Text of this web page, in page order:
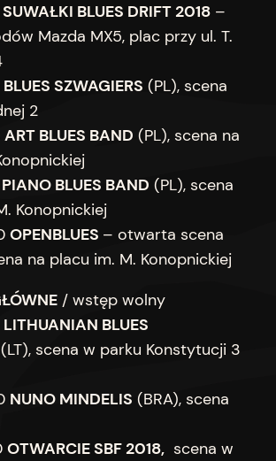
SUWAŁKI BLUES DRIFT 2018–
Mazda MX5, plac przy ul. T.
BLUES SZWAGIERS (PL), scena
2
ART BLUES BAND (PL), scena na
PIANO BLUES BAND (PL), scena
Konopnickiej
OPENBLUES – otwarta scena
na placu im. M. Konopnickiej
/ wstęp wolny
LITHUANIAN BLUES
(LT), scena w parku Konstytucji 3
NUNO MINDELIS (BRA), scena
OTWARCIE SBF 2018,scena w